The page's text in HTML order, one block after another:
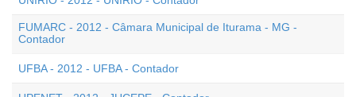
FUMARC - 2012 - Câmara Municipal de Iturama - MG -
Contador
UFBA - 2012 - UFBA - Contador